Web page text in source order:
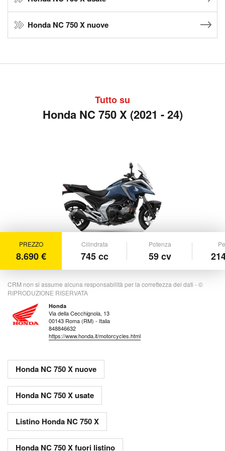
Honda NC 750 X nuove
Tutto su
Honda NC 750 X (2021 - 24)
PREZZO
8.690 €
Cilindrata
745 cc
Potenza
59 cv
CRM non si assume alcuna responsabilità per la correttezza dei dati - ©
RIPRODUZIONE RISERVATA
Honda
Via della Cecchignola, 13
00143 Roma (RM) - Italia
848846632
https://www.honda.it/motorcycles.html
Honda NC 750 X nuove
Honda NC 750 X usate
Listino Honda NC 750 X
Honda NC 750 X fuori listino